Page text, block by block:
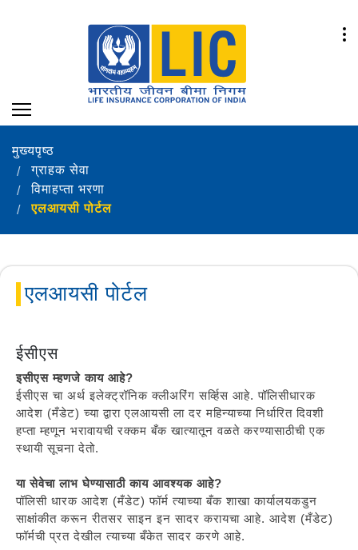
मुख्यपृष्ठ
ग्राहक सेवा
विमाहप्ता भरणा
एलआयसी पोर्टल
एलआयसी पोर्टल
ईसीएस
इसीएस म्हणजे काय आहे?
ईसीएस चा अर्थ इलेक्ट्रॉनिक क्लीअरिंग सर्व्हिस आहे. पॉलिसीधारक
आदेश (मँडेट) च्या द्वारा एलआयसी ला दर महिन्याच्या निर्धारित दिवशी
हप्ता म्हणून भरावायची रक्कम बँक खात्यातून वळते करण्यासाठीची एक
स्थायी सूचना देतो.
या सेवेचा लाभ घेण्यासाठी काय आवश्यक आहे?
पॉलिसी धारक आदेश (मँडेट) फॉर्म त्याच्या बँक शाखा कार्यालयकडुन
साक्षांकीत करून रीतसर साइन इन सादर करायचा आहे. आदेश (मँडेट)
फॉर्मची प्रत देखील त्याच्या बँकेत सादर करणे आहे.